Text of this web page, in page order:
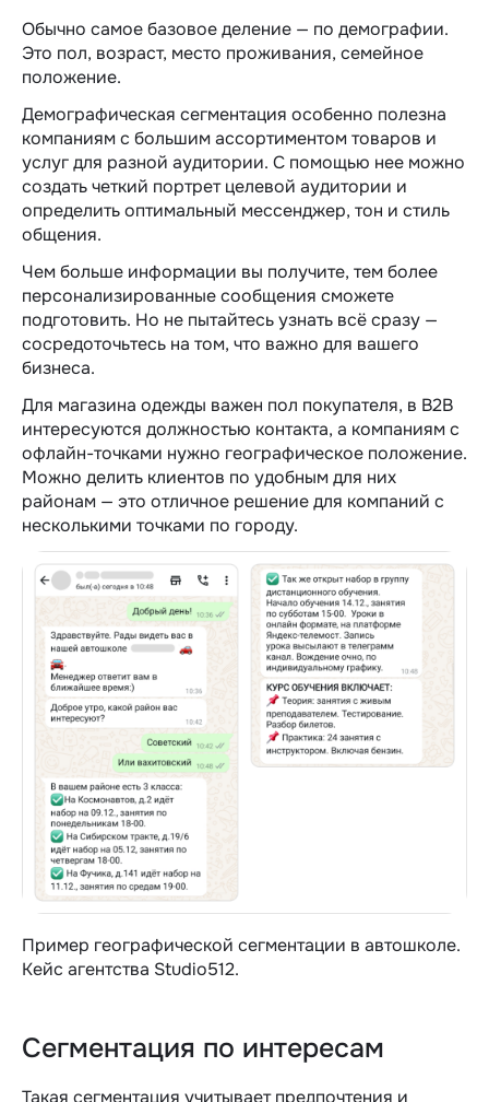
Обычно самое базовое деление — по демографии.
Это пол, возраст, место проживания, семейное
положение.
Демографическая сегментация особенно полезна
компаниям с большим ассортиментом товаров и
услуг для разной аудитории. С помощью нее можно
создать четкий портрет целевой аудитории и
определить оптимальный мессенджер, тон и стиль
общения.
Чем больше информации вы получите, тем более
персонализированные сообщения сможете
подготовить. Но не пытайтесь узнать всё сразу —
сосредоточьтесь на том, что важно для вашего
бизнеса.
Для магазина одежды важен пол покупателя, в B2B
интересуются должностью контакта, а компаниям с
офлайн-точками нужно географическое положение.
Можно делить клиентов по удобным для них
районам — это отличное решение для компаний с
несколькими точками по городу.
Пример географической сегментации в автошколе.
Кейс агентства Studio512.
Сегментация по интересам
Такая сегментация учитывает предпочтения и